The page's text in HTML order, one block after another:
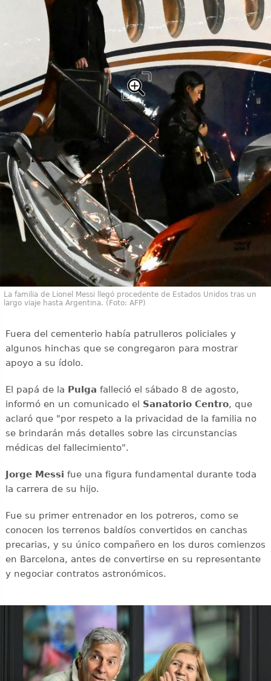
La familia de Lionel Messi llegó procedente de Estados Unidos tras un
largo viaje hasta Argentina. (Foto: AFP)
Fuera del cementerio había patrulleros policiales y
algunos hinchas que se congregaron para mostrar
apoyo a su ídolo.
El papá de la Pulga falleció el sábado 8 de agosto,
informó en un comunicado el Sanatorio Centro, que
aclaró que "por respeto a la privacidad de la familia no
se brindarán más detalles sobre las circunstancias
médicas del fallecimiento".
Jorge Messi fue una figura fundamental durante toda
la carrera de su hijo.
Fue su primer entrenador en los potreros, como se
conocen los terrenos baldíos convertidos en canchas
precarias, y su único compañero en los duros comienzos
en Barcelona, antes de convertirse en su representante
y negociar contratos astronómicos.